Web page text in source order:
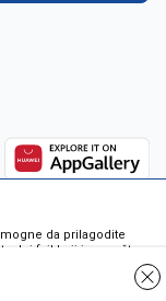
da prilagodite
fajl koji je smešten
Cookie-i su
od strane web servera